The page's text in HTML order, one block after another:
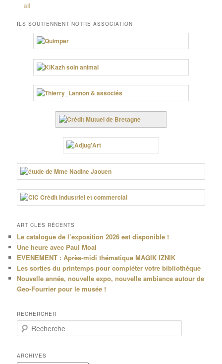
ILS SOUTIENNENT NOTRE ASSOCIATION
ARTICLES RÉCENTS
Le catalogue de l’exposition 2026 est disponible !
Une heure avec Paul Moal
EVENEMENT : Après-midi thématique MAGIK IZNIK
Les sorties du printemps pour compléter votre bibliothèque
Nouvelle année, nouvelle expo, nouvelle ambiance autour de
Geo-Fourrier pour le musée !
RECHERCHER
e
h
ARCHIVES